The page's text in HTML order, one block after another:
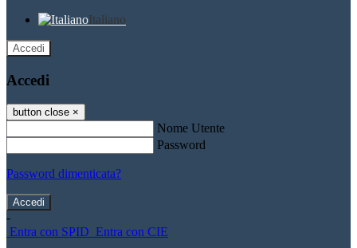
Italiano
Accedi
Accedi
button close ×
Nome Utente
Password
Password dimenticata?
-
Entra con SPID Entra con CIE